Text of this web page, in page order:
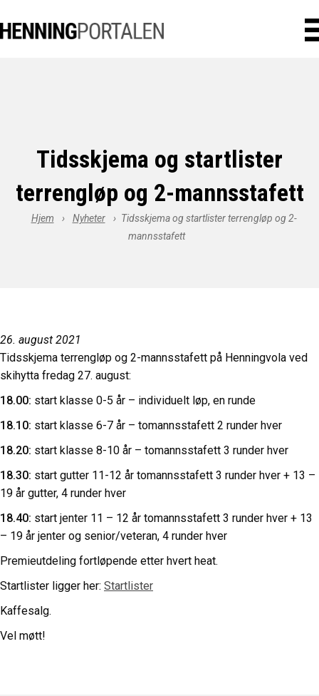
Tidsskjema og startlister
terrengløp og 2-mannsstafett
Hjem › Nyheter › Tidsskjema og startlister terrengløp og 2-
mannsstafett
26. august 2021
Tidsskjema terrengløp og 2-mannsstafett på Henningvola ved
skihytta fredag 27. august:
18.00: start klasse 0-5 år – individuelt løp, en runde
18.10: start klasse 6-7 år – tomannsstafett 2 runder hver
18.20: start klasse 8-10 år – tomannsstafett 3 runder hver
18.30: start gutter 11-12 år tomannsstafett 3 runder hver + 13 –
19 år gutter, 4 runder hver
18.40: start jenter 11 – 12 år tomannsstafett 3 runder hver + 13
– 19 år jenter og senior/veteran, 4 runder hver
Premieutdeling fortløpende etter hvert heat.
Startlister ligger her: Startlister
Kaffesalg.
Vel møtt!